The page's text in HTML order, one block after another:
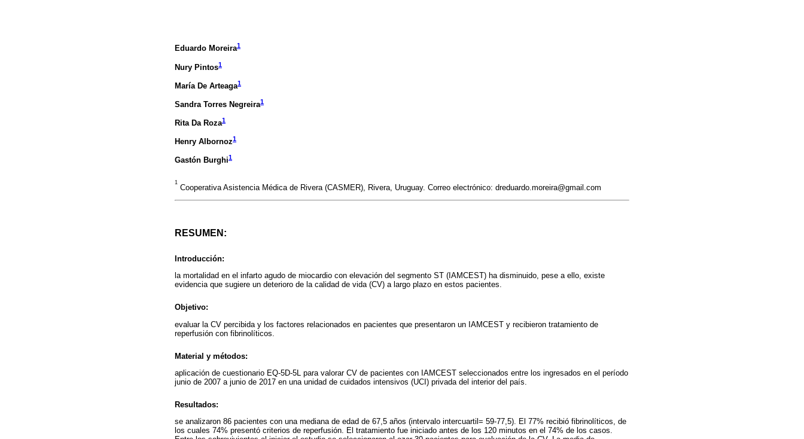
Eduardo Moreira1
Nury Pintos1
María De Arteaga1
Sandra Torres Negreira1
Rita Da Roza1
Henry Albornoz1
Gastón Burghi1
1
Cooperativa Asistencia Médica de Rivera (CASMER), Rivera, Uruguay. Correo electrónico: dreduardo.moreira@gmail.com
RESUMEN:
Introducción:
la mortalidad en el infarto agudo de miocardio con elevación del segmento ST (IAMCEST) ha disminuido, pese a ello, existe
evidencia que sugiere un deterioro de la calidad de vida (CV) a largo plazo en estos pacientes.
Objetivo:
evaluar la CV percibida y los factores relacionados en pacientes que presentaron un IAMCEST y recibieron tratamiento de
reperfusión con fibrinolíticos.
Material y métodos:
aplicación de cuestionario EQ-5D-5L para valorar CV de pacientes con IAMCEST seleccionados entre los ingresados en el período
junio de 2007 a junio de 2017 en una unidad de cuidados intensivos (UCI) privada del interior del país.
Resultados:
se analizaron 86 pacientes con una mediana de edad de 67,5 años (intervalo intercuartil= 59-77,5). El 77% recibió fibrinolíticos, de
los cuales 74% presentó criterios de reperfusión. El tratamiento fue iniciado antes de los 120 minutos en el 74% de los casos.